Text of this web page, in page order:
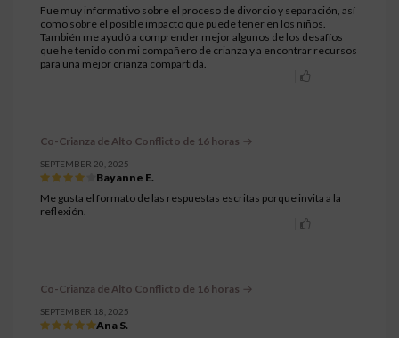
Fue muy informativo sobre el proceso de divorcio y separación, así
como sobre el posible impacto que puede tener en los niños.
También me ayudó a comprender mejor algunos de los desafíos
que he tenido con mi compañero de crianza y a encontrar recursos
para una mejor crianza compartida.
Co-Crianza de Alto Conflicto de 16 horas
SEPTEMBER 20, 2025
Bayanne E.
Me gusta el formato de las respuestas escritas porque invita a la
reflexión.
Co-Crianza de Alto Conflicto de 16 horas
SEPTEMBER 18, 2025
Ana S.